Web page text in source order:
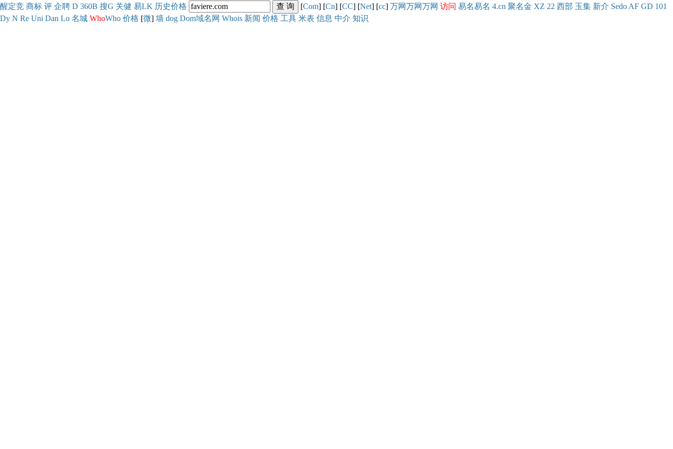
醒定竞 商标 评 企聘 D 360B 搜G 关健 易LK 历史价格 [Com] [Cn] [CC] [Net] [cc] 万网万网万网 访问 易名易名 4.cn 聚名金 XZ 22 西部 玉集 新介 Sedo AF GD 101
Dy N Re Uni Dan Lo 名城 WhoWho 价格 [微] 墙 dog Dom域名网 Whois 新闻 价格 工具 米表 信息 中介 知识